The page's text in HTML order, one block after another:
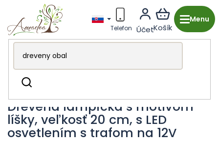
obsah
Hľadať
Drevená výroba z Česka
Lampy
Drevená lampička s motívom
líšky, veľkosť 20 cm, s LED
osvetlením s trafom na 12V